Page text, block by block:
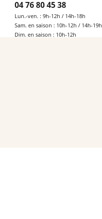
04 76 80 45 38
Lun.-ven. : 9h-12h / 14h-18h
Sam. en saison : 10h-12h / 14h-19h
Dim. en saison : 10h-12h